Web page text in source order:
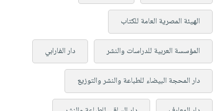
الهيئة المصرية العامة للكتاب
المؤسسة العربية للدراسات والنشر دار الفارابي
دار المحجة البيضاء للطباعة والنشر والتوزيع